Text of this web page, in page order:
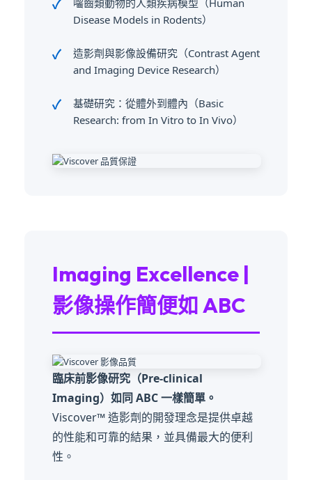
Disease Models in Rodents）
造影劑與影像設備研究（Contrast Agent
and Imaging Device Research）
基礎研究：從體外到體內（Basic
Research: from In Vitro to In Vivo）
Imaging Excellence |
影像操作簡便如 ABC
臨床前影像研究（Pre-clinical
Imaging）如同 ABC 一樣簡單。
Viscover™ 造影劑的開發理念是提供卓越
的性能和可靠的結果，並具備最大的便利
性。